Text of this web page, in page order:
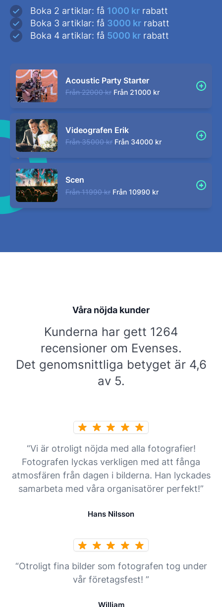
Boka 2 artiklar: få 1000 kr rabatt
Boka 3 artiklar: få 3000 kr rabatt
Boka 4 artiklar: få 5000 kr rabatt
Acoustic Party Starter
Från 22000 kr Från 21000 kr
Videografen Erik
Från 35000 kr Från 34000 kr
Scen
Från 11990 kr Från 10990 kr
Våra nöjda kunder
Kunderna har gett 1264
recensioner om Evenses.
Det genomsnittliga betyget är 4,6
av 5.
“Vi är otroligt nöjda med alla fotografier!
Fotografen lyckas verkligen med att fånga
atmosfären från dagen i bilderna. Han lyckades
samarbeta med våra organisatörer perfekt!”
Hans Nilsson
“Otroligt fina bilder som fotografen tog under
vår företagsfest! ”
William